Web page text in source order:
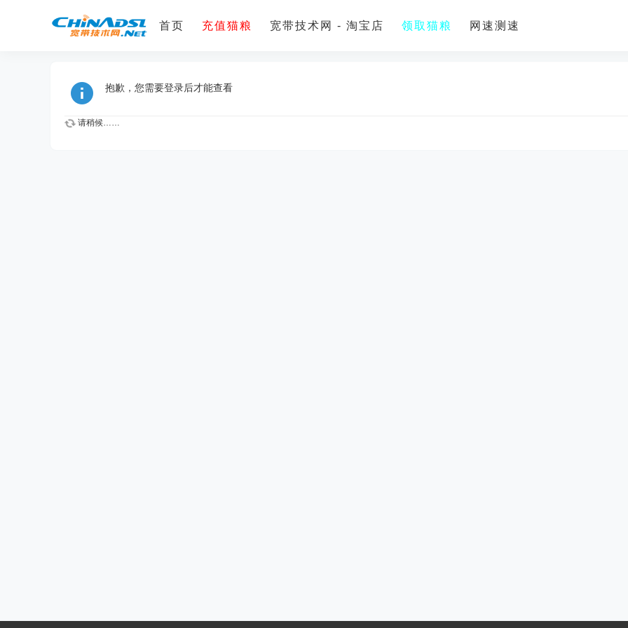
首页 充值猫粮 宽带技术网 - 淘宝店 领取猫粮 网速测速
抱歉，您需要登录后才能查看
请稍候……